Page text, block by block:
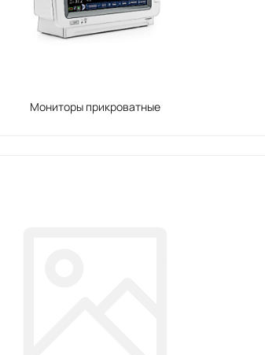
Мониторы прикроватные